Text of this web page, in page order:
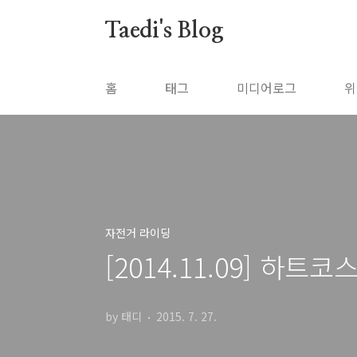
Taedi's Blog
홈 태그 미디어로그
자전거 라이딩
[2014.11.09] 하트코스
by 태디 2015. 7. 27.